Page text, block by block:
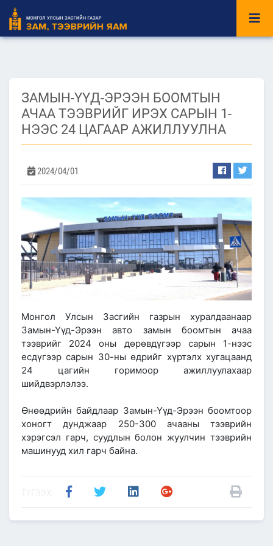
ЗАМЫН-ҮҮД-ЭРЭЭН БООМТЫН
АЧАА ТЭЭВРИЙГ ИРЭХ САРЫН 1-
НЭЭС 24 ЦАГААР АЖИЛЛУУЛНА
2024/04/01
Монгол Улсын Засгийн газрын хуралдаанаар
Замын-Үүд-Эрээн авто замын боомтын ачаа
тээврийг 2024 оны дөрөвдүгээр сарын 1-нээс
есдүгээр сарын 30-ны өдрийг хүртэлх хугацаанд
24 цагийн горимоор ажиллуулахаар
шийдвэрлэлээ.
Өнөөдрийн байдлаар Замын-Үүд-Эрээн боомтоор
хоногт дунджаар 250-300 ачааны тээврийн
хэрэгсэл гарч, суудлын болон жуулчин тээврийн
машинууд хил гарч байна.